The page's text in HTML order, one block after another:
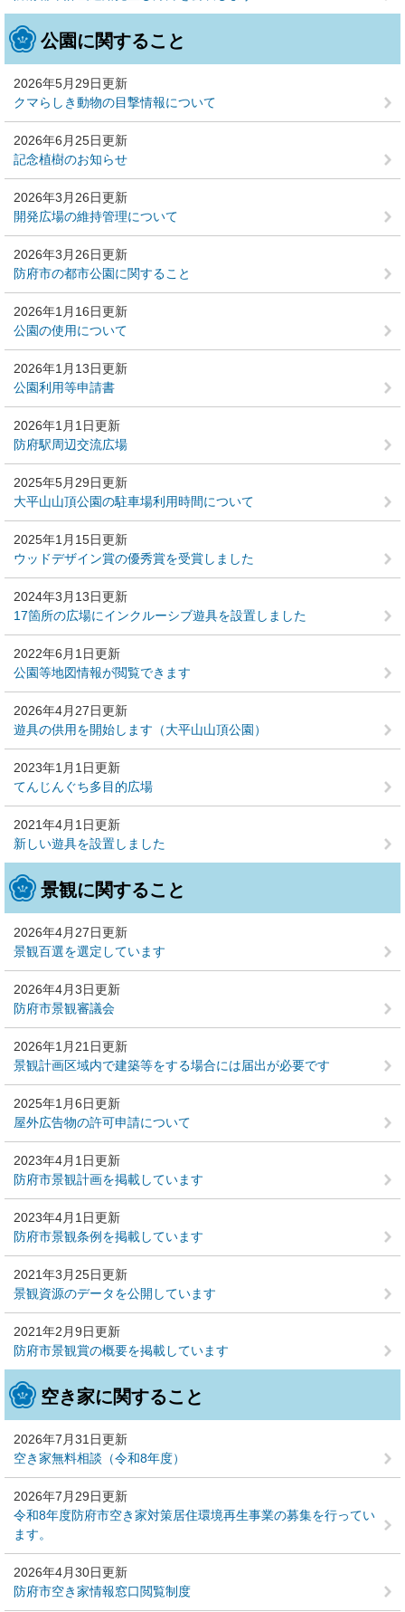
公園に関すること
2026年5月29日更新
クマらしき動物の目撃情報について
2026年6月25日更新
記念植樹のお知らせ
2026年3月26日更新
開発広場の維持管理について
2026年3月26日更新
防府市の都市公園に関すること
2026年1月16日更新
公園の使用について
2026年1月13日更新
公園利用等申請書
2026年1月1日更新
防府駅周辺交流広場
2025年5月29日更新
大平山山頂公園の駐車場利用時間について
2025年1月15日更新
ウッドデザイン賞の優秀賞を受賞しました
2024年3月13日更新
17箇所の広場にインクルーシブ遊具を設置しました
2022年6月1日更新
公園等地図情報が閲覧できます
2026年4月27日更新
遊具の供用を開始します（大平山山頂公園）
2023年1月1日更新
てんじんぐち多目的広場
2021年4月1日更新
新しい遊具を設置しました
景観に関すること
2026年4月27日更新
景観百選を選定しています
2026年4月3日更新
防府市景観審議会
2026年1月21日更新
景観計画区域内で建築等をする場合には届出が必要です
2025年1月6日更新
屋外広告物の許可申請について
2023年4月1日更新
防府市景観計画を掲載しています
2023年4月1日更新
防府市景観条例を掲載しています
2021年3月25日更新
景観資源のデータを公開しています
2021年2月9日更新
防府市景観賞の概要を掲載しています
空き家に関すること
2026年7月31日更新
空き家無料相談（令和8年度）
2026年7月29日更新
令和8年度防府市空き家対策居住環境再生事業の募集を行ってい
ます。
2026年4月30日更新
防府市空き家情報窓口閲覧制度